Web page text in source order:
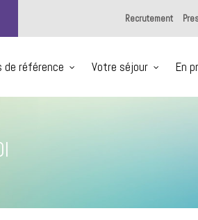
Recrutement
de référence Votre séjour En